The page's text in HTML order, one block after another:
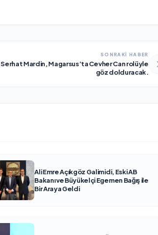
SONRAKİ HABER
Serhat Mardin, Magarsus’ta Cevher Can rolüyle
göz dolduracak.
Ali Emre Açıkgöz Galimidi, Eski AB
Bakanı ve Büyükelçi Egemen Bağış ile
Bir Araya Geldi